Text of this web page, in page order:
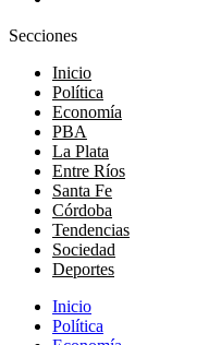
Secciones
Inicio
Política
Economía
PBA
La Plata
Entre Ríos
Santa Fe
Córdoba
Tendencias
Sociedad
Deportes
Inicio
Política